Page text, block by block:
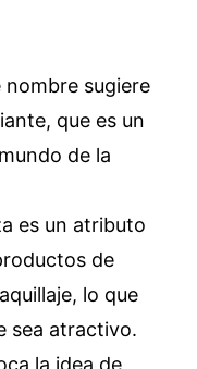
nombre sugiere
que es un
de la
es un atributo
de
lo que
sea atractivo.
la idea de